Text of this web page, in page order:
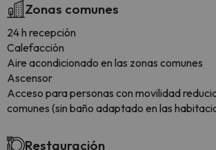
Zonas comunes
24 h recepción
Calefacción
Aire acondicionado en las zonas comunes
Ascensor
Acceso para personas con movilidad
comunes (sin baño adaptado en las
Restauración